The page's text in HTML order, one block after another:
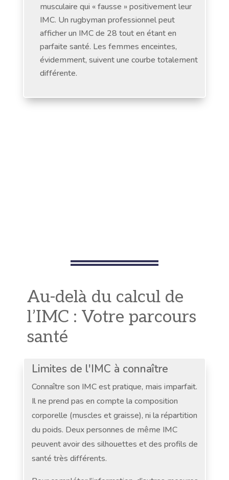
musculaire qui « fausse » positivement leur
IMC. Un rugbyman professionnel peut
afficher un IMC de 28 tout en étant en
parfaite santé. Les femmes enceintes,
évidemment, suivent une courbe totalement
différente.
Au-delà du calcul de
l’IMC : Votre parcours
santé
Limites de l'IMC à connaître
Connaître son IMC est pratique, mais imparfait.
Il ne prend pas en compte la composition
corporelle (muscles et graisse), ni la répartition
du poids. Deux personnes de même IMC
peuvent avoir des silhouettes et des profils de
santé très différents.